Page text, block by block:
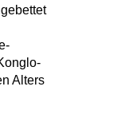
Alters